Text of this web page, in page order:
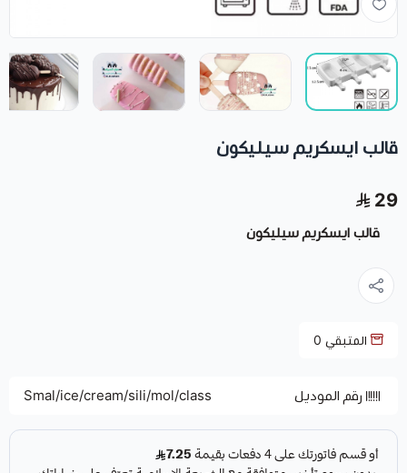
قالب ايسكريم سيليكون
29
قالب ايسكريم سيليكون
المتبقي 0
رقم الموديل Smal/ice/cream/sili/mol/class